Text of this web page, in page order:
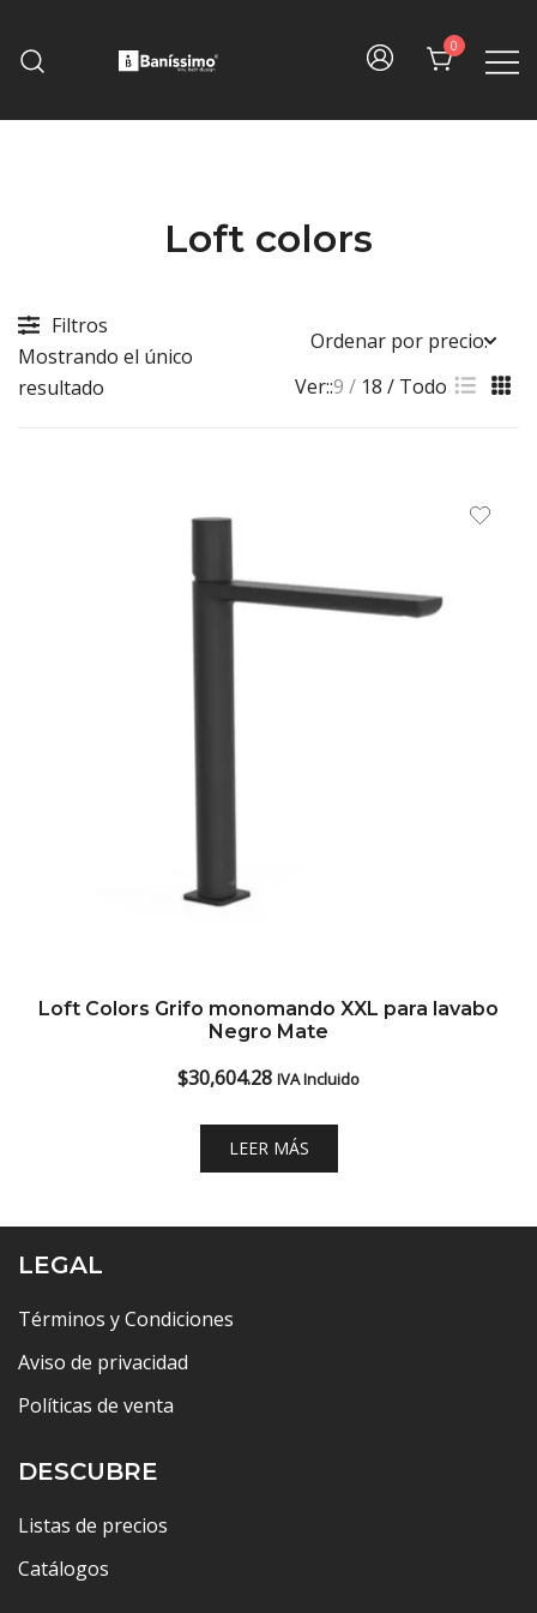
content
0
Loft colors
Filtros
Mostrando el único
resultado
Ver::9 18 Todo
Loft Colors Grifo monomando XXL para lavabo
Negro Mate
$30,604.28 IVA Incluido
LEER MÁS
LEGAL
Términos y Condiciones
Aviso de privacidad
Políticas de venta
DESCUBRE
Listas de precios
Catálogos